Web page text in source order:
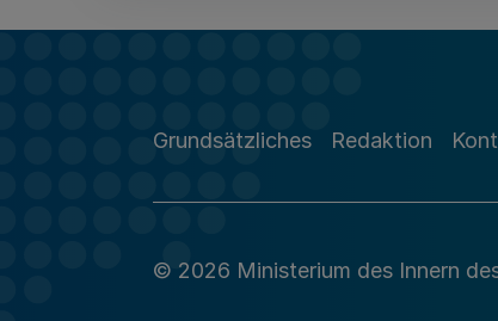
Grundsätzliches Redaktion
© 2026 Ministerium des Innern